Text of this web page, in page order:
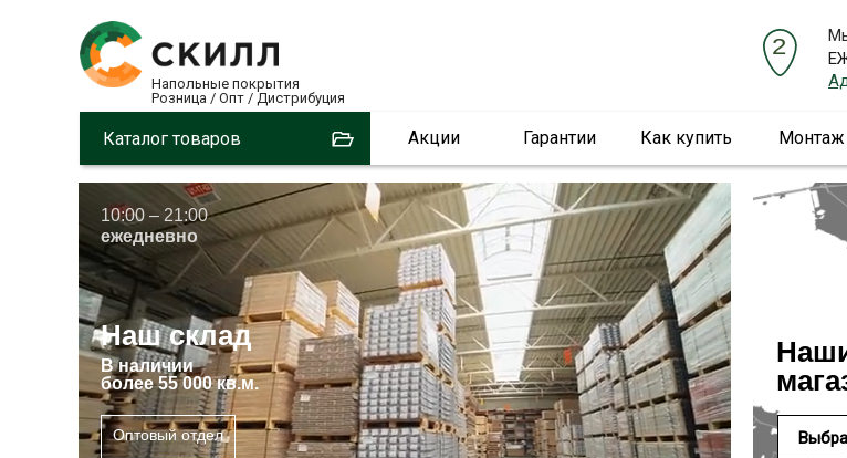
Напольные покрытия
Розница / Опт / Дистрибуция
Каталог товаров Акции Гарантии Как купить Монтаж
10:00 – 21:00
ежедневно
Наш склад
Вналичии
более 55 000 кв.м.
Оптовый отдел